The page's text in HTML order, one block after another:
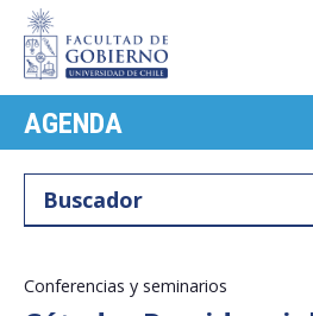
CARRERAS
AGENDA
Conferencias y seminarios